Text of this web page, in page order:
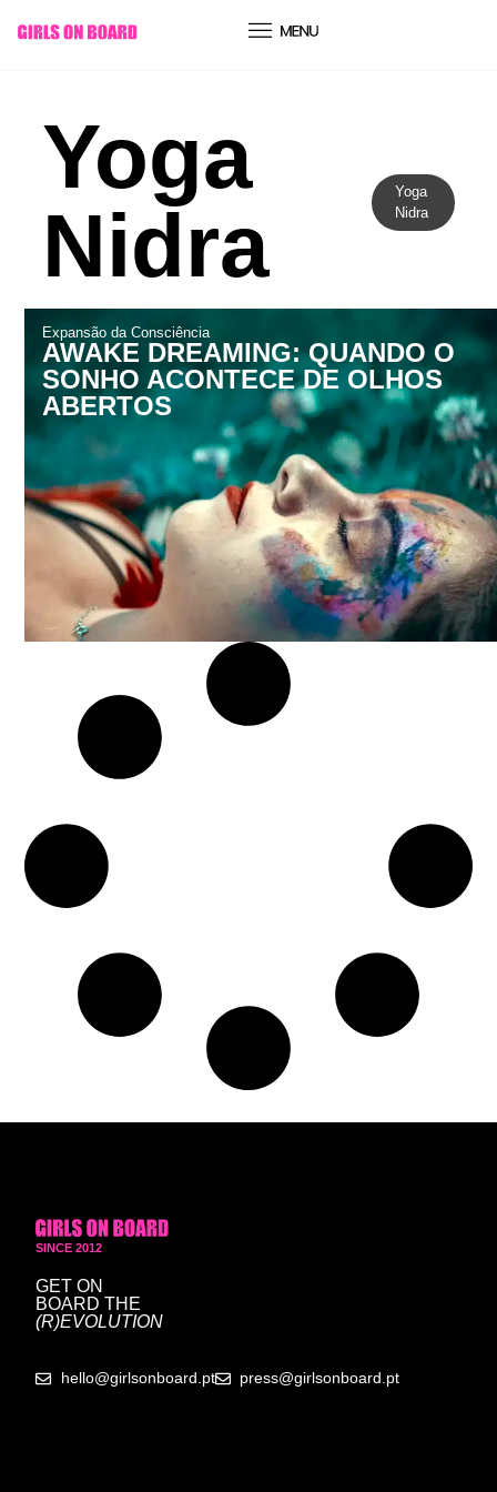
conteúdo
Yoga
Nidra
Yoga
Nidra
Expansão da Consciência
AWAKE DREAMING: QUANDO O
SONHO ACONTECE DE OLHOS
ABERTOS
SINCE 2012
GET ON
BOARD THE
(R)EVOLUTION
hello@girlsonboard.pt press@girlsonboard.pt